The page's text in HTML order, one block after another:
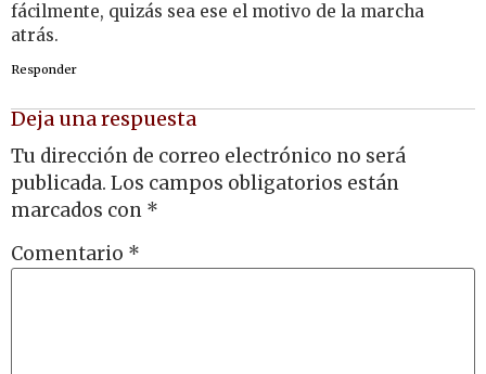
fácilmente, quizás sea ese el motivo de la marcha
atrás.
Responder
Deja una respuesta
Tu dirección de correo electrónico no será
publicada. Los campos obligatorios están
marcados con *
Comentario *